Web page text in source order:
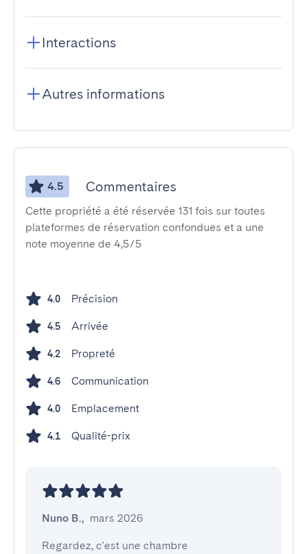
Interactions
Autres informations
4.5 Commentaires
Cette propriété a été réservée 131 fois sur toutes
plateformes de réservation confondues et a une
note moyenne de 4,5/5
4.0 Précision
4.5 Arrivée
4.2 Propreté
4.6 Communication
4.0 Emplacement
4.1 Qualité-prix
Nuno B., mars 2026
Regardez, c'est une chambre